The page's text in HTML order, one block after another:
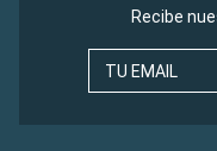
Recibe
TU EMAIL